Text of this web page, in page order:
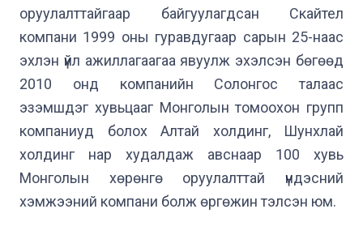
оруулалттайгаар байгуулагдсан Скайтел
компани 1999 оны гуравдугаар сарын 25-наас
эхлэн үйл ажиллагаагаа явуулж эхэлсэн бөгөөд
2010 онд компанийн Солонгос талаас
эзэмшдэг хувьцааг Монголын томоохон групп
компаниуд болох Алтай холдинг, Шунхлай
холдинг нар худалдаж авснаар 100 хувь
Монголын хөрөнгө оруулалттай үндэсний
хэмжээний компани болж өргөжин тэлсэн юм.